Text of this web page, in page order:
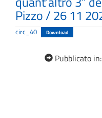
Pizzo / 26 11
circ_40 Download
Pubblicato in: